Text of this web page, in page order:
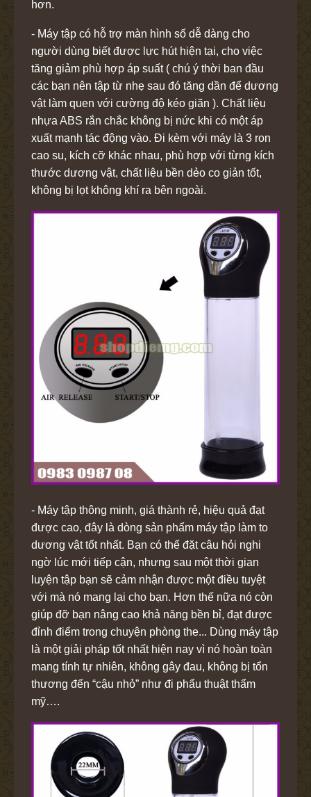
hơn.
- Máy tập có hỗ trợ màn hình số dễ dàng cho
người dùng biết được lực hút hiện tại, cho việc
tăng giảm phù hợp áp suất ( chú ý thời ban đầu
các bạn nên tập từ nhẹ sau đó tăng dần để dương
vật làm quen với cường độ kéo giãn ). Chất liệu
nhựa ABS rắn chắc không bị nức khi có một áp
xuất mạnh tác động vào. Đi kèm với máy là 3 ron
cao su, kích cỡ khác nhau, phù hợp với từng kích
thước dương vật, chất liệu bền dẻo co giản tốt,
không bị lọt không khí ra bên ngoài.
- Máy tập thông minh, giá thành rẻ, hiệu quả đạt
được cao, đây là dòng sản phẩm máy tập làm to
dương vật tốt nhất. Bạn có thể đặt câu hỏi nghi
ngờ lúc mới tiếp cận, nhưng sau một thời gian
luyện tập bạn sẽ cảm nhận được một điều tuyệt
với mà nó mang lại cho bạn. Hơn thế nữa nó còn
giúp đỡ bạn nâng cao khả năng bền bỉ, đạt được
đỉnh điểm trong chuyện phòng the... Dùng máy tập
là một giải pháp tốt nhất hiện nay vì nó hoàn toàn
mang tính tự nhiên, không gây đau, không bị tổn
thương đến “cậu nhỏ” như đi phẩu thuật thẩm
mỹ….